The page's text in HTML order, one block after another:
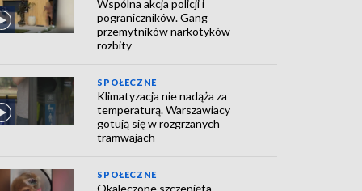
Wspólna akcja policji i
pograniczników. Gang
przemytników narkotyków
rozbity
SPOŁECZNE
Klimatyzacja nie nadąża za
temperaturą. Warszawiacy
gotują się w rozgrzanych
tramwajach
SPOŁECZNE
Okaleczone szczenięta